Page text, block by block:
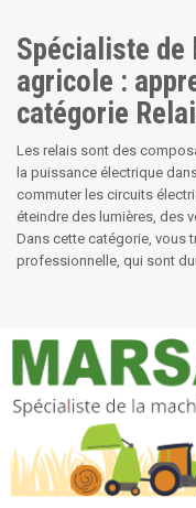
Spécialiste de
agricole :
catégorie
Les relais sont des
la puissance électrique
commuter les circuits
éteindre des lumières, des
Dans cette catégorie, vous
professionnelle, qui sont